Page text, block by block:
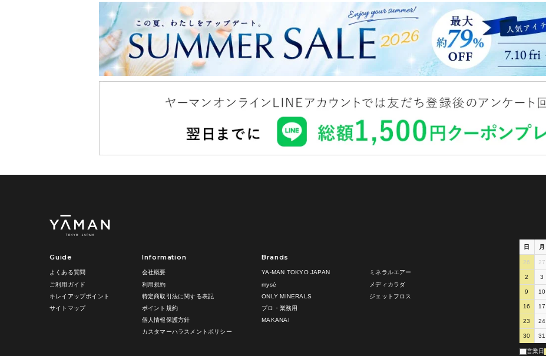
Guide
よくある質問
ご利用ガイド
キレイアップポイント
サイトマップ
Information
会社概要
利用規約
特定商取引法に関する表記
ポイント規約
個人情報保護方針
カスタマーハラスメントポリシー
Brands
YA-MAN TOKYO JAPAN
mysé
ONLY MINERALS
プロ・業務用
MAKANAI
ミネラルエアー
メディカラダ
ジェットフロス
日 月
26 27
2 3
9 10
16 17
23 24
30 31
営業日